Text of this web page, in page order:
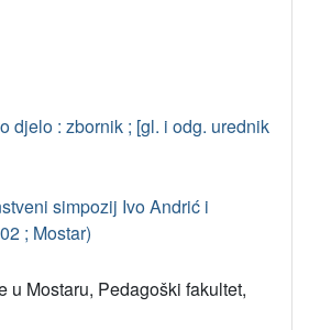
djelo : zbornik ; [gl. i odg. urednik
simpozij Ivo Andrić i
; Mostar)
u Mostaru, Pedagoški fakultet,